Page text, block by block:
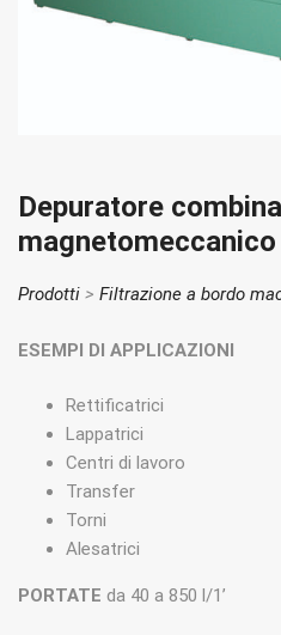
Depuratore
Prodotti > Filtrazione a bordo
ESEMPI DI APPLICAZIONI
Rettificatrici
Lappatrici
Centri di lavoro
Transfer
Torni
Alesatrici
PORTATE da 40 a 850 l/1’